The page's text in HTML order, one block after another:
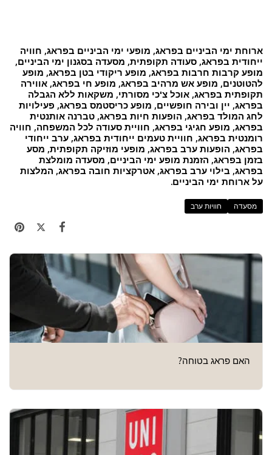
ארוחת ימי הביניים בפראג, מופעי ימי הביניים בפראג, חוויה
ייחודית בפראג, סעודה תקופתית, מסעדה בסגנון ימי הביניים,
מופע קרבות חרבות בפראג, מופע ריקודי בטן בפראג, מופע
להטוטנים, מופע אש מרהיב בפראג, מופע חי בפראג, אווירה
תקופתית בפראג, אוכל צ'כי מסורתי, משקאות ללא הגבלה
בפראג, יין ובירה חופשיים, מופע כריסטמס בפראג, פעילויות
לחג המולד בפראג, הופעות חיות בפראג, טברנה אותנטית
בפראג, מופע חגיגי בפראג, חוויית סעודה לכל המשפחה, חוויה
רומנטית בפראג, חוויית טעמים ייחודית בפראג, ערב ייחודי
בפראג, הופעות ערב בפראג, מופעי מוזיקה תקופתית, מסע
בזמן בפראג, הזמנת מופע ימי הביניים, מסעדה מומלצת
בפראג, בילוי ערב בפראג, אטרקציות חובה בפראג, המלצות
על ארוחת ימי הביניים.
מסעדה חוויות ערב
האם פראג בטוחה?